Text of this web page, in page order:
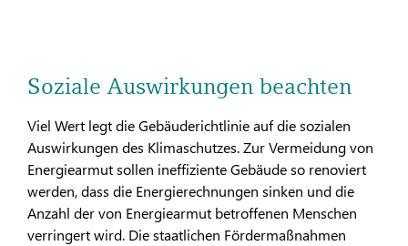
Soziale Auswirkungen beachten
Viel Wert legt die Gebäuderichtlinie auf die sozialen
Auswirkungen des Klimaschutzes. Zur Vermeidung von
Energiearmut sollen ineffiziente Gebäude so renoviert
werden, dass die Energierechnungen sinken und die
Anzahl der von Energiearmut betroffenen Menschen
verringert wird. Die staatlichen Fördermaßnahmen